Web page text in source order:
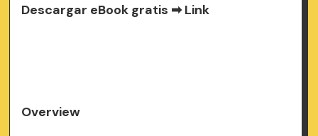
Descargar eBook gratis ➡Link
Overview